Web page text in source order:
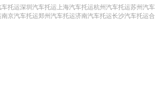
车托运深圳汽车托运 上海汽车托运杭州汽车托运苏州汽
南京汽车托运郑州汽车托运济南汽车托运长沙汽车托运